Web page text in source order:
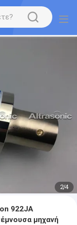
2/4
922JA
μηχανή